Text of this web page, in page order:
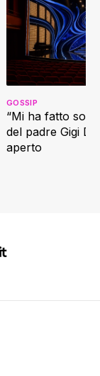
“Mi ha fatto
del padre Gigi
aperto
GOSSIP